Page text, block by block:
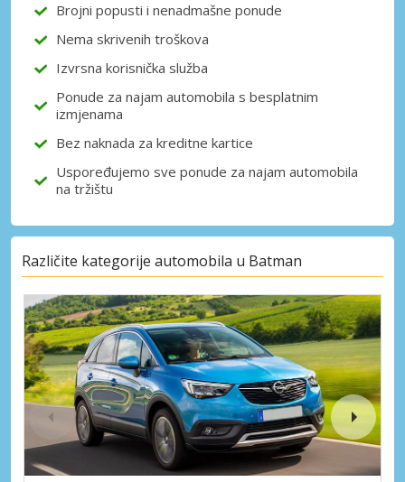
Brojni popusti i nenadmašne ponude
Nema skrivenih troškova
Izvrsna korisnička služba
Ponude za najam automobila s besplatnim
izmjenama
Bez naknada za kreditne kartice
Uspoređujemo sve ponude za najam automobila
na tržištu
Različite kategorije automobila u Batman